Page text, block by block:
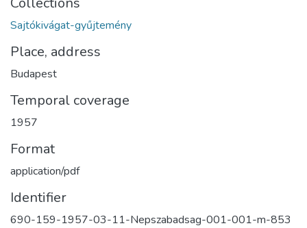
Sajtókivágat-gyűjtemény
Place, address
Budapest
Temporal coverage
1957
Format
application/pdf
Identifier
690-159-1957-03-11-Nepszabadsag-001-001-m-853